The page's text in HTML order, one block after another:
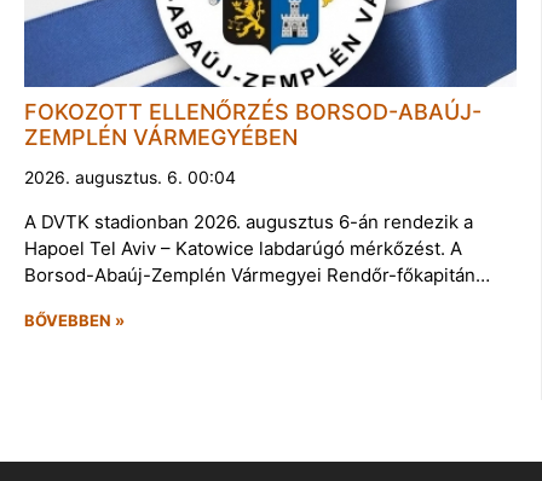
FOKOZOTT ELLENŐRZÉS BORSOD-ABAÚJ-
ZEMPLÉN VÁRMEGYÉBEN
2026. augusztus. 6. 00:04
A DVTK stadionban 2026. augusztus 6-án rendezik a
Hapoel Tel Aviv – Katowice labdarúgó mérkőzést. A
Borsod-Abaúj-Zemplén Vármegyei Rendőr-főkapitán…
BŐVEBBEN »